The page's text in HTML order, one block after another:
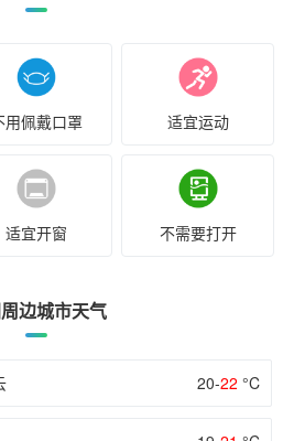
用佩戴口罩 适宜运动
适宜开窗 不需要打开
边城市天气
20-22 °C